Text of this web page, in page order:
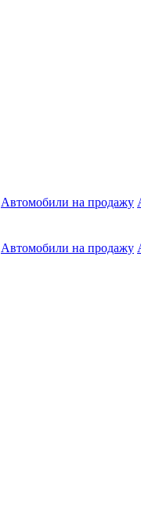
Автомобили на продажу
Автомобили на продажу